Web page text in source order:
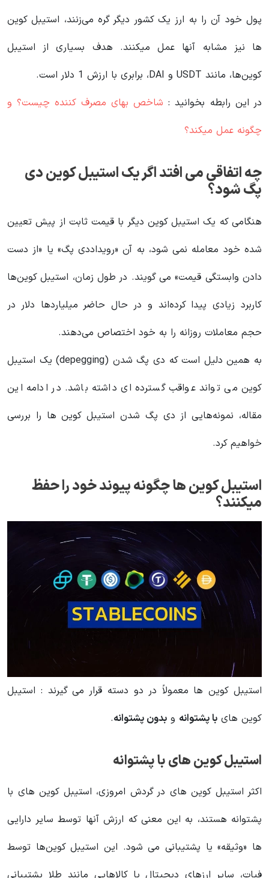
پول خود آن را به ارز یک کشور دیگر گره می‌زنند، استیبل کوین
ها نیز مشابه آنها عمل میکنند. هدف بسیاری از استیبل
کوین‌ها، مانند USDT و DAI، برابری با ارزش 1 دلار است.
در این رابطه بخوانید‌ : شاخص بهای مصرف کننده چیست؟ و
چگونه عمل میکند؟
چه اتفاقی می افتد اگر یک استیبل کوین دی‌
پگ شود؟
هنگامی که یک استیبل کوین دیگر با قیمت ثابت از پیش تعیین
شده خود معامله نمی شود، به آن «رویداددی پگ» یا «از دست
دادن وابستگی قیمت» می گویند. در طول زمان، استیبل کوین‌ها
کاربرد زیادی پیدا کرده‌اند و در حال حاضر میلیاردها دلار در
حجم معاملات روزانه را به خود اختصاص می‌دهند.
به همین دلیل است که دی پگ شدن (depegging) یک استیبل
کوین می تواند عواقب گسترده ای داشته باشد. در ادامه این
مقاله، نمونه‌هایی از دی پگ شدن استیبل کوین ها را بررسی
خواهیم کرد.
استیبل کوین ها چگونه پیوند خود را حفظ
میکنند؟
استیبل کوین ها معمولاً در دو دسته قرار می گیرند : استیبل
کوین های با پشتوانه و بدون پشتوانه.
استیبل کوین های با پشتوانه
اکثر استیبل کوین های در گردش امروزی، استیبل کوین های با
پشتوانه هستند، به این معنی که ارزش آنها توسط سایر دارایی
ها «وثیقه» یا پشتیبانی می شود. این استیبل کوین‌ها توسط
فیات، سایر ارزهای دیجیتال یا کالاهایی مانند طلا پشتیبانی